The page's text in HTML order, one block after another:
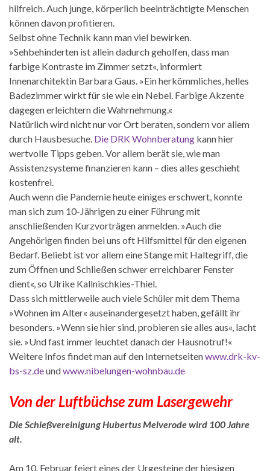
hilfreich. Auch junge, körperlich beeinträchtigte Menschen
können davon profitieren.
Selbst ohne Technik kann man viel bewirken.
»Sehbehinderten ist allein dadurch geholfen, dass man
farbige Kontraste im Zimmer setzt«, informiert
Innenarchitektin Barbara Gaus. »Ein herkömmliches, helles
Badezimmer wirkt für sie wie ein Nebel. Farbige Akzente
dagegen erleichtern die Wahrnehmung.«
Natürlich wird nicht nur vor Ort beraten, sondern vor allem
durch Hausbesuche. Die DRK Wohnberatung kann hier
wertvolle Tipps geben. Vor allem berät sie, wie man
Assistenzsysteme finanzieren kann – dies alles geschieht
kostenfrei.
Auch wenn die Pandemie heute einiges erschwert, konnte
man sich zum 10-Jährigen zu einer Führung mit
anschließenden Kurzvorträgen anmelden. »Auch die
Angehörigen finden bei uns oft Hilfsmittel für den eigenen
Bedarf. Beliebt ist vor allem eine Stange mit Haltegriff, die
zum Öffnen und Schließen schwer erreichbarer Fenster
dient«, so Ulrike Kallnischkies-Thiel.
Dass sich mittlerweile auch viele Schüler mit dem Thema
»Wohnen im Alter« auseinandergesetzt haben, gefällt ihr
besonders. »Wenn sie hier sind, probieren sie alles aus«, lacht
sie. »Und fast immer leuchtet danach der Hausnotruf!«
Weitere Infos findet man auf den Internetseitenwww.drk-kv-
bs-sz.deundwww.nibelungen-wohnbau.de
Von der Luftbüchse zum Lasergewehr
Die Schießvereinigung Hubertus Melverode wird 100 Jahre
alt.
Am 10. Februar feiert eines der Urgesteine der hiesigen